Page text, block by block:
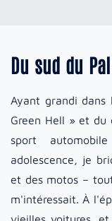
Du sud du
Ayant grandi
Green Hell » et du
sport
adolescence, je
et des motos –
m'intéressait. À